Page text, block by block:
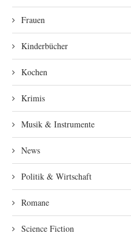
Frauen
Kinderbücher
Kochen
Krimis
Musik & Instrumente
News
Politik & Wirtschaft
Romane
Science Fiction